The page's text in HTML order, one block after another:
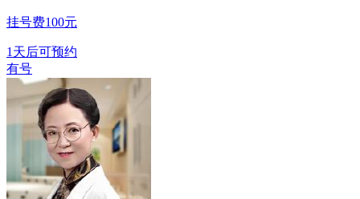
挂号费100元
1天后可预约
有号